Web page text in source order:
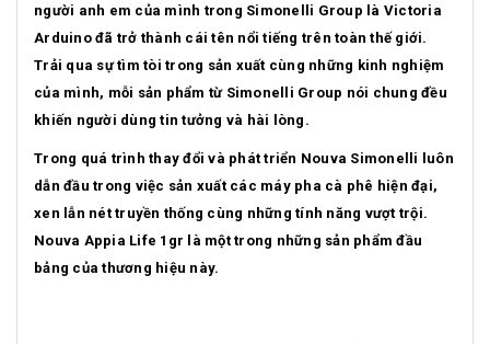
người anh em của mình trong Simonelli Group là Victoria
Arduino đã trở thành cái tên nổi tiếng trên toàn thế giới.
Trải qua sự tìm tòi trong sản xuất cùng những kinh nghiệm
của mình, mỗi sản phẩm từ Simonelli Group nói chung đều
khiến người dùng tin tưởng và hài lòng.
Trong quá trình thay đổi và phát triển Nouva Simonelli luôn
dẫn đầu trong việc sản xuất các máy pha cà phê hiện đại,
xen lẫn nét truyền thống cùng những tính năng vượt trội.
Nouva Appia Life 1gr là một trong những sản phẩm đầu
bảng của thương hiệu này.